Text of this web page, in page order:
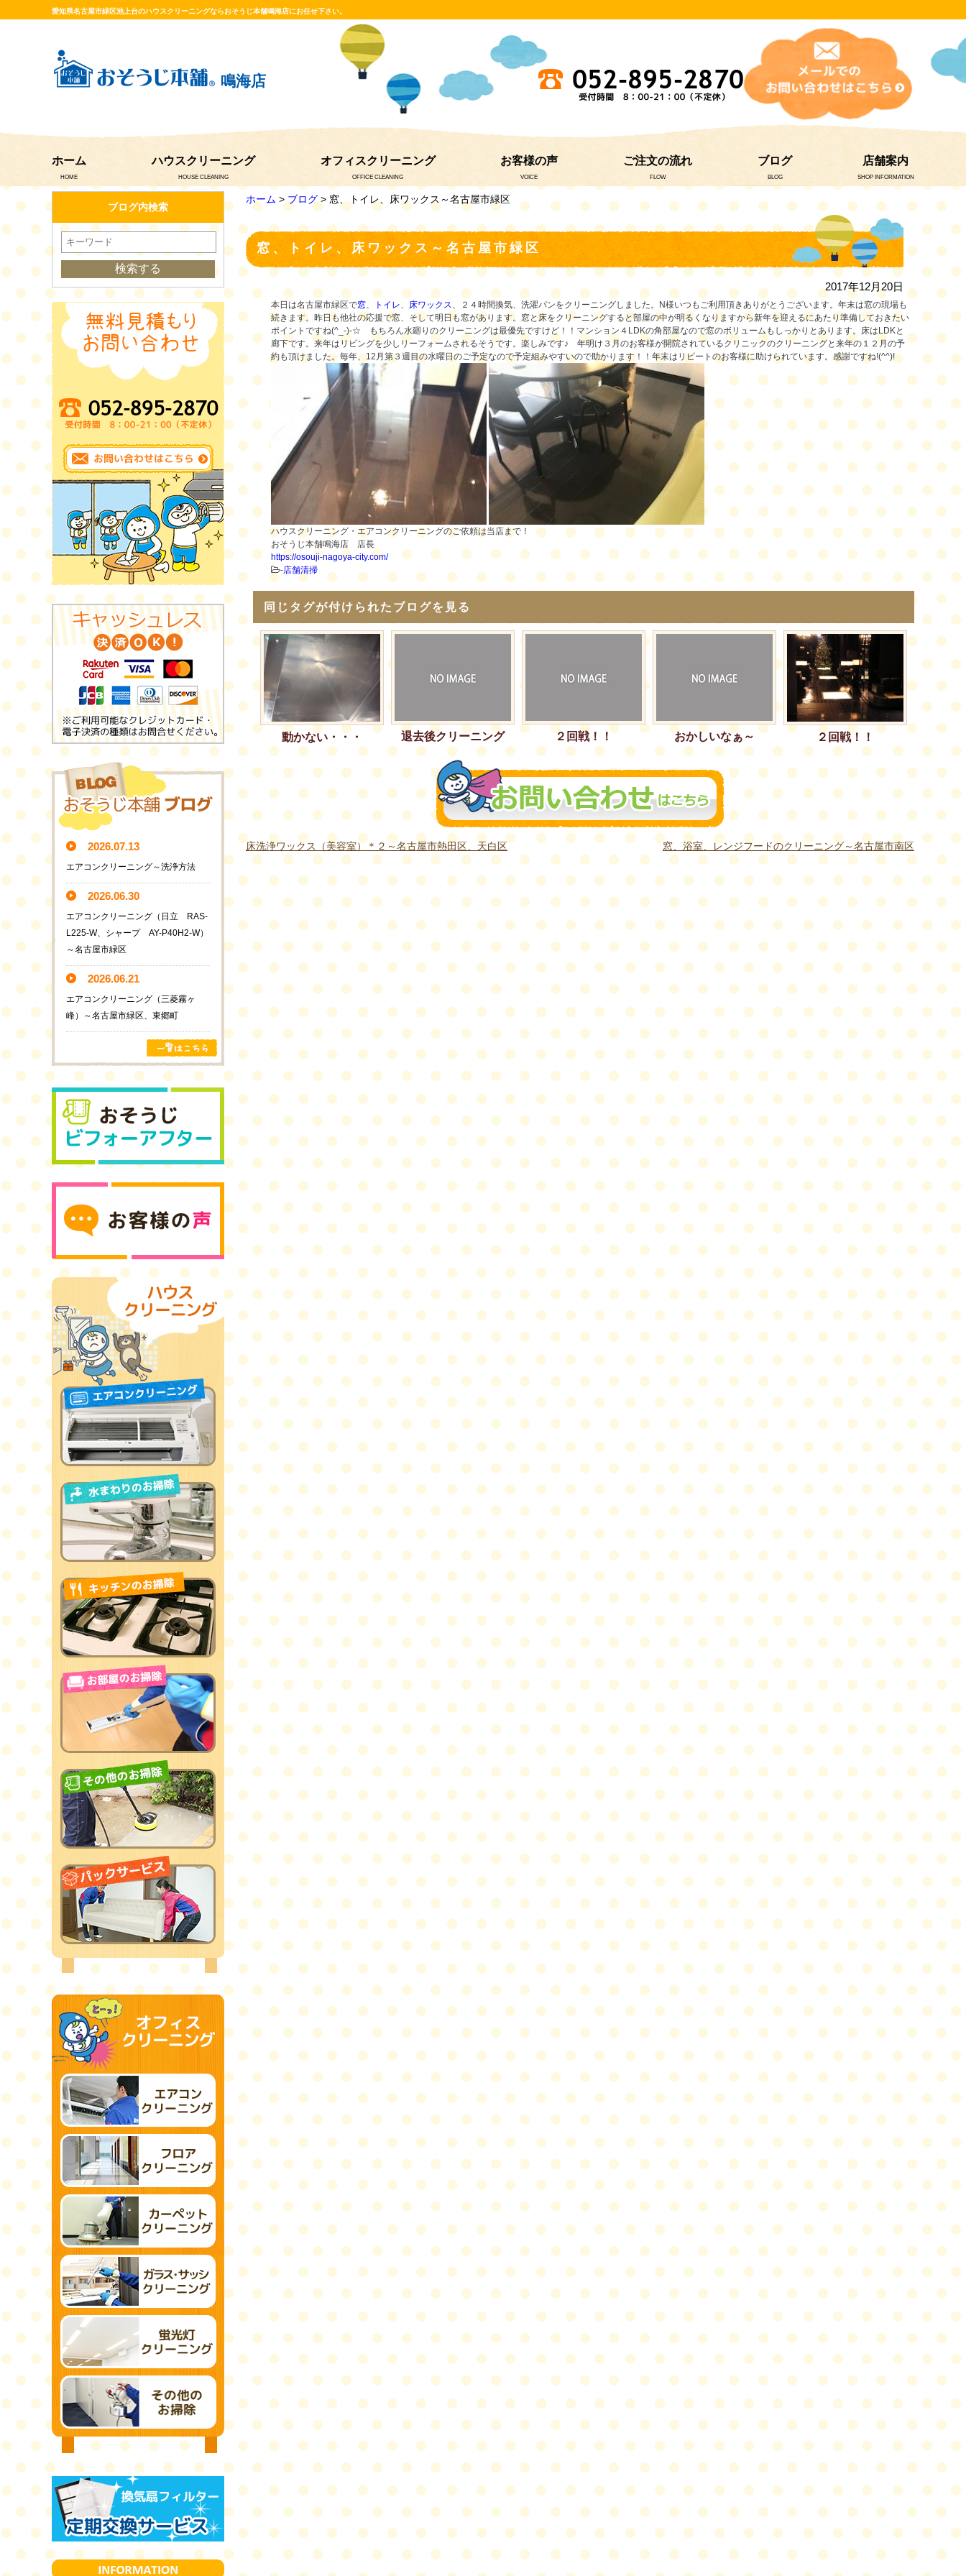
愛知県名古屋市緑区池上台のハウスクリーニングならおそうじ本舗鳴海店にお任せ下さい。
鳴海店
ホーム
HOME
ハウスクリーニング
HOUSE CLEANING
オフィスクリーニング
OFFICE CLEANING
お客様の声
VOICE
ご注文の流れ
FLOW
ブログ
BLOG
店舗案内
SHOP INFORMATION
ホーム >ブログ> 窓、トイレ、床ワックス～名古屋市緑区
窓、トイレ、床ワックス～名古屋市緑区
2017年12月20日
本日は名古屋市緑区で窓、 トイレ、 床ワックス、２４時間換気、洗濯パンをクリーニングしました。N様いつもご利用頂きありがとうございます。年末は窓の現場も
続きます。昨日も他社の応援で窓、そして明日も窓があります。窓と床をクリーニングすると部屋の中が明るくなりますから新年を迎えるにあたり準備しておきたい
ポイントですね(^_-)-☆ もちろん水廻りのクリーニングは最優先ですけど！！マンション４LDKの角部屋なので窓のボリュームもしっかりとあります。床はLDKと
廊下です。来年はリビングを少しリーフォームされるそうです。楽しみです♪ 年明け３月のお客様が開院されているクリニックのクリーニングと来年の１２月の予
約も頂けました。毎年、12月第３週目の水曜日のご予定なので予定組みやすいので助かります！！年末はリピートのお客様に助けられています。感謝ですね!(^^)!
ハウスクリーニング・エアコンクリーニングのご依頼は当店まで！
おそうじ本舗鳴海店 店長
https://osouji-nagoya-city.com/
-店舗清掃
同じタグが付けられたブログを見る
動かない・・・ 退去後クリーニング ２回戦！！ おかしいなぁ～ ２回戦！！
床洗浄ワックス（美容室）＊２～名古屋市熱田区、天白区 窓、浴室、レンジフードのクリーニング～名古屋市南区
ブログ内検索
2026.07.13
エアコンクリーニング～洗浄方法
2026.06.30
エアコンクリーニング（日立 RAS-
L225-W、シャープ AY-P40H2-W）
～名古屋市緑区
2026.06.21
エアコンクリーニング（三菱霧ヶ
峰）～名古屋市緑区、東郷町